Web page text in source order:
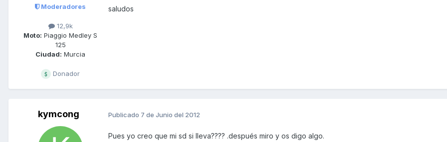
Moderadores
12,9k
Moto: Piaggio Medley S
125
Ciudad: Murcia
Donador
saludos
kymcong Publicado 7 de Junio del 2012
Pues yo creo que mi sd si lleva???? .después miro y os digo algo.